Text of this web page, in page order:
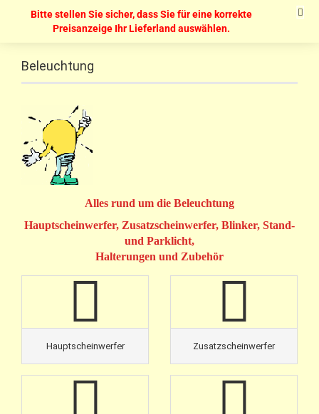
Bitte stellen Sie sicher, dass Sie für eine korrekte
Preisanzeige Ihr Lieferland auswählen.
Beleuchtung
Alles rund um die Beleuchtung
Hauptscheinwerfer, Zusatzscheinwerfer, Blinker, Stand-
und Parklicht,
Halterungen und Zubehör
Hauptscheinwerfer Zusatzscheinwerfer